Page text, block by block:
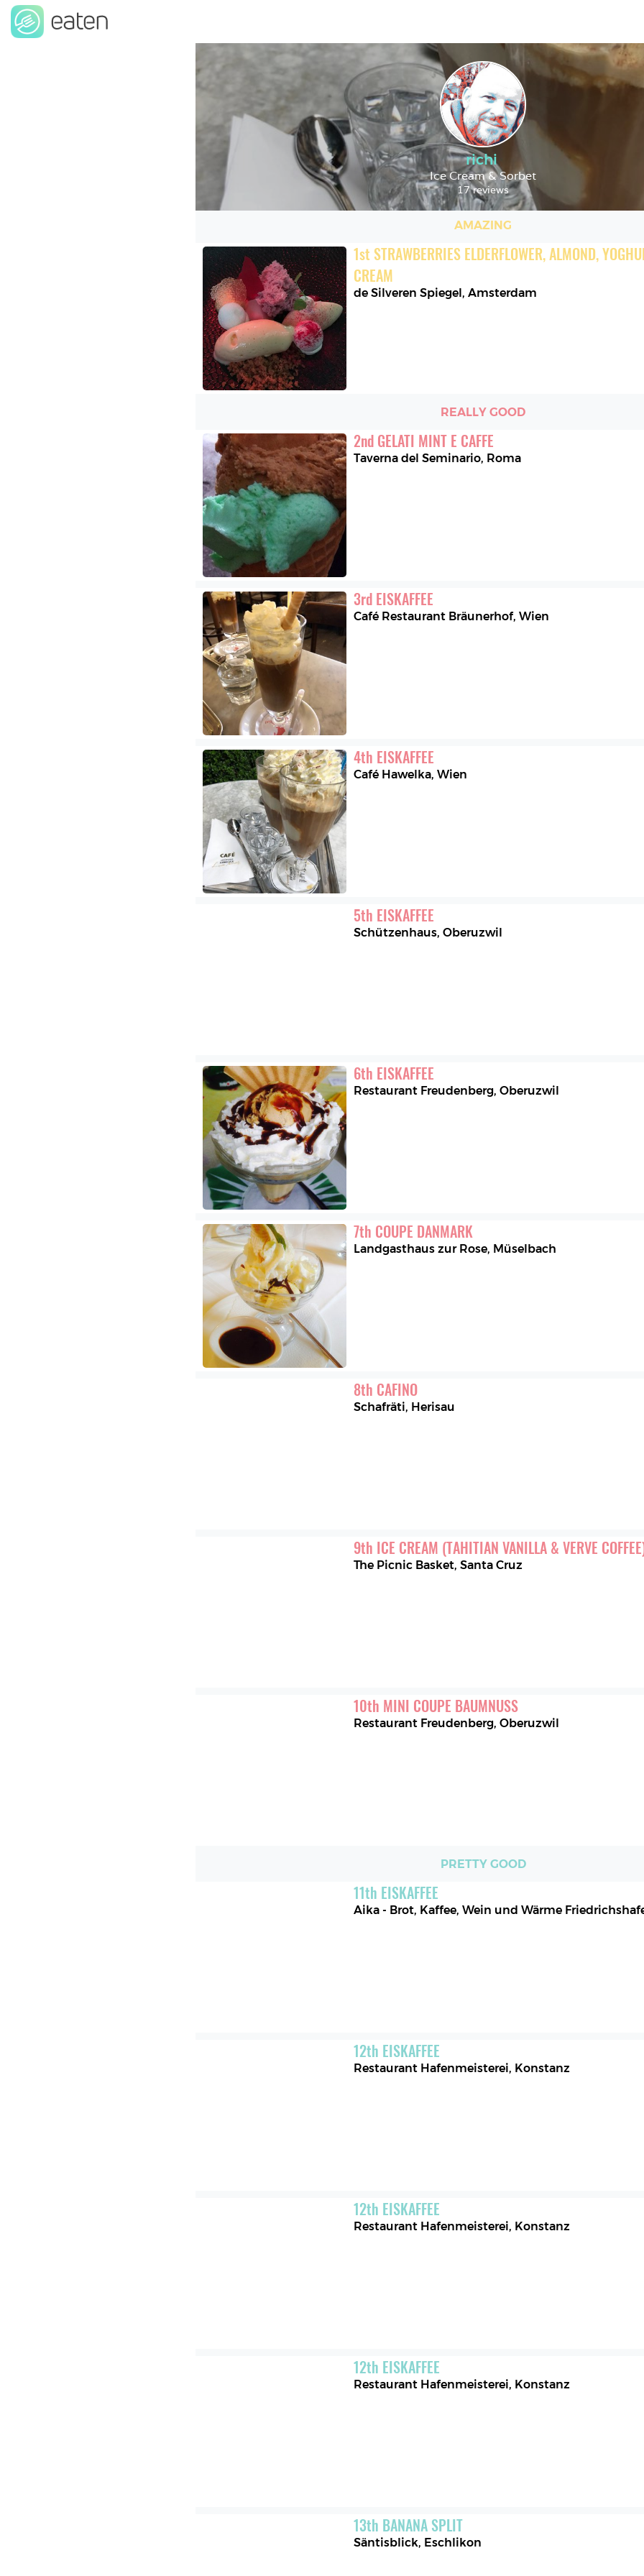
richi
Ice Cream & Sorbet
17 reviews
AMAZING
1st STRAWBERRIES ELDERFLOWER, ALMOND,
CREAM
de Silveren Spiegel, Amsterdam
REALLY GOOD
2nd GELATI MINT E CAFFE
Taverna del Seminario, Roma
3rd EISKAFFEE
Café Restaurant Bräunerhof, Wien
4th EISKAFFEE
Café Hawelka, Wien
5th EISKAFFEE
Schützenhaus, Oberuzwil
6th EISKAFFEE
Restaurant Freudenberg, Oberuzwil
7th COUPE DANMARK
Landgasthaus zur Rose, Müselbach
8th CAFINO
Schafräti, Herisau
9th ICE CREAM (TAHITIAN VANILLA & VERVE
The Picnic Basket, Santa Cruz
10th MINI COUPE BAUMNUSS
Restaurant Freudenberg, Oberuzwil
PRETTY GOOD
11th EISKAFFEE
Aika - Brot, Kaffee, Wein und Wärme
12th EISKAFFEE
Restaurant Hafenmeisterei, Konstanz
12th EISKAFFEE
Restaurant Hafenmeisterei, Konstanz
12th EISKAFFEE
Restaurant Hafenmeisterei, Konstanz
13th BANANA SPLIT
Säntisblick, Eschlikon